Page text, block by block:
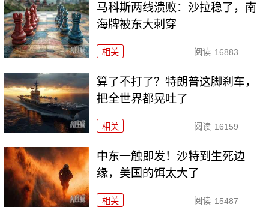
马科斯两线溃败：沙拉稳了，南
海牌被东大刺穿
相关 阅读 16883
算了不打了？特朗普这脚刹车，
把全世界都晃吐了
相关 阅读 16159
中东一触即发！沙特到生死边
缘，美国的饵太大了
相关 阅读 15487